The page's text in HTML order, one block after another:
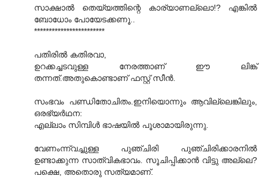
സാക്ഷാല്‍ തെയ്യത്തിന്റെ കാര്യാണല്ലൊ!? എങ്കില്‍
ബോധോം പോയേടക്കണൂ..
************************
പതിരില്‍ കതിരവാ,
ഉറക്കച്ചടവുള്ള നേരത്താണ് ഈ ലിങ്ക്
തന്നത്.അതുകൊണ്ടാണ് ഫസ്റ്റ് സീന്‍.
സംഭവം പണ്ഡിതോചിതം.ഇനിയൊന്നും ആവില്ലെങ്കിലും,
ഒരഭ്യര്‍ഥന:
എല്ലാം സിമ്പിള്‍ ഭാഷയില്‍ പൂശാമായിരുന്നു.
വേണംന്ന്വച്ചുള്ള പുഞ്ചിരി പുഞ്ചിരിക്കാരനില്‍
ഉണ്ടാക്കുന്ന സാത്വികഭാവം. സൂചിപ്പിക്കാന്‍ വിട്ടു അല്ലെ?
പക്ഷെ, അതൊരു സത്യമാണ്.